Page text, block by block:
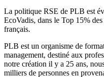
La politique RSE de PLB est
EcoVadis, dans le Top 15%
français.
PLB est un organisme de
management, destiné aux
notre création il y a 25 ans,
milliers de personnes en